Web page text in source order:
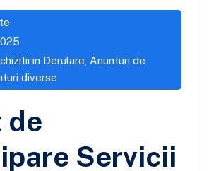
in Derulare Anunturi de
diverse
de
Servicii